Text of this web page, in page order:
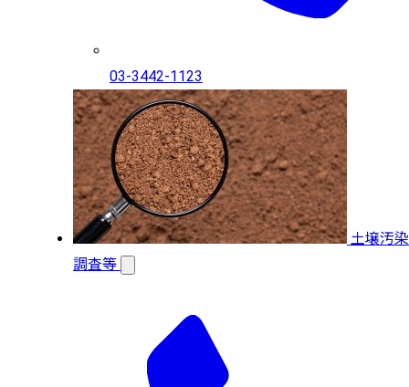
03-3442-1123
土壌汚染
調査等